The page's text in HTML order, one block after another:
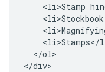
<li>Stamp
<li>Stamps</
  </ol>
</div>